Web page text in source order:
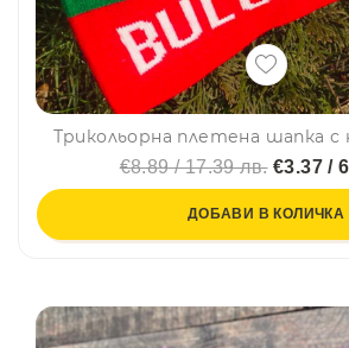
Трикольорна плетена шапка с
€8.89 / 17.39 лв.€3.37 /
ДОБАВИ В КОЛИЧКА